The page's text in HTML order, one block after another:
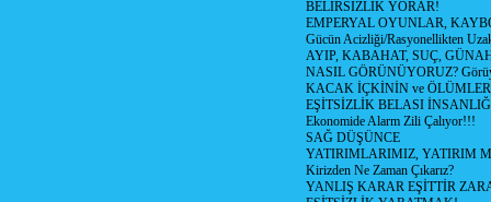
BELİRSİZLİK YORAR!
EMPERYAL OYUNLAR,
Gücün Acizliği/Rasyonellikten
AYIP, KABAHAT, SUÇ,
NASIL GÖRÜNÜYORUZ?
KACAK İÇKİNİN ve
EŞİTSİZLİK BELASI
Ekonomide Alarm Zili Çalıyor!!!
SAĞ DÜŞÜNCE
YATIRIMLARIMIZ, YATIRIM
Kirizden Ne Zaman Çıkarız?
YANLIŞ KARAR EŞİTTİR